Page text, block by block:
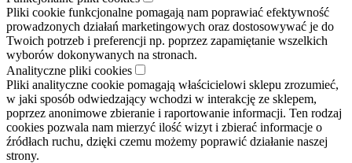
Pliki cookie funkcjonalne pomagają nam poprawiać efektywność
prowadzonych działań marketingowych oraz dostosowywać je do
Twoich potrzeb i preferencji np. poprzez zapamiętanie wszelkich
wyborów dokonywanych na stronach.
Analityczne pliki cookies
Pliki analityczne cookie pomagają właścicielowi sklepu zrozumieć,
w jaki sposób odwiedzający wchodzi w interakcję ze sklepem,
poprzez anonimowe zbieranie i raportowanie informacji. Ten rodzaj
cookies pozwala nam mierzyć ilość wizyt i zbierać informacje o
źródłach ruchu, dzięki czemu możemy poprawić działanie naszej
strony.